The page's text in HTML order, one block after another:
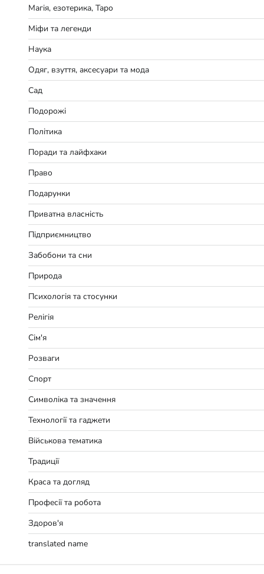
Магія, езотерика, Таро
Міфи та легенди
Наука
Одяг, взуття, аксесуари та мода
Сад
Подорожі
Політика
Поради та лайфхаки
Право
Подарунки
Приватна власність
Підприємництво
Забобони та сни
Природа
Психологія та стосунки
Релігія
Сім'я
Розваги
Спорт
Символіка та значення
Технології та гаджети
Військова тематика
Традиції
Краса та догляд
Професії та робота
Здоров'я
translated name